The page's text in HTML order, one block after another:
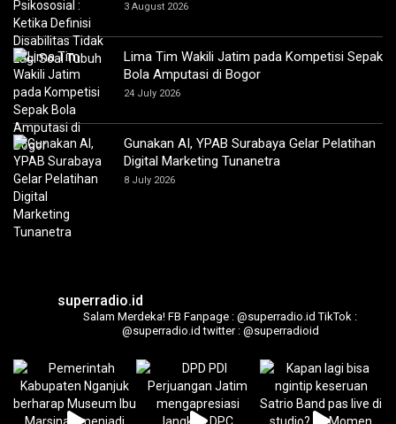
3 August 2026
Lima Tim Wakili Jatim pada Kompetisi Sepak
Bola Amputasi di Bogor
24 July 2026
Gunakan AI, YPAB Surabaya Gelar Pelatihan
Digital Marketing Tunanetra
8 July 2026
superradio.id
Salam Merdeka! FB Fanpage : @superradio.id TikTok :
@superradio.id twitter : @superradioid